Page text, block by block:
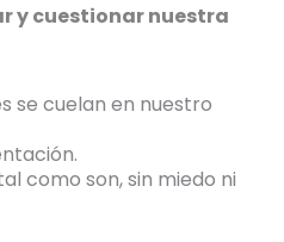
y cuestionar nuestra
se cuelan en nuestro
como son, sin miedo ni